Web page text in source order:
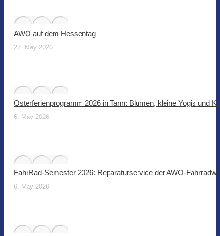
AWO auf dem Hessentag
27. May 2026
Osterferienprogramm 2026 in Tann: Blumen, kleine Yogis und
6. May 2026
FahrRad-Semester 2026: Reparaturservice der AWO-
6. May 2026